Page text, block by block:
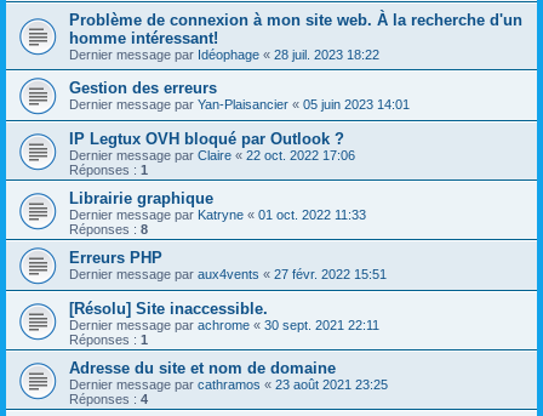
Problème de connexion à mon site web. À la recherche d'un
homme intéressant!
Dernier message par Idéophage « 28 juil. 2023 18:22
Gestion des erreurs
Dernier message par Yan-Plaisancier « 05 juin 2023 14:01
IP Legtux OVH bloqué par Outlook ?
Dernier message par Claire « 22 oct. 2022 17:06
Réponses : 1
Librairie graphique
Dernier message par Katryne « 01 oct. 2022 11:33
Réponses : 8
Erreurs PHP
Dernier message par aux4vents « 27 févr. 2022 15:51
[Résolu] Site inaccessible.
Dernier message par achrome « 30 sept. 2021 22:11
Réponses : 1
Adresse du site et nom de domaine
Dernier message par cathramos « 23 août 2021 23:25
Réponses : 4